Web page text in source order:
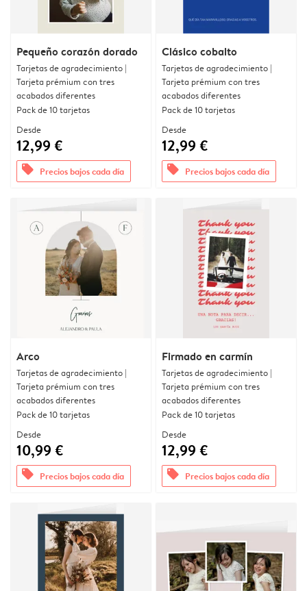
Pequeño corazón dorado
Tarjetas de agradecimiento |
Tarjeta prémium con tres
acabados diferentes
Pack de 10 tarjetas
Desde
12,99 €
offers Precios bajos cada día
Clásico cobalto
Tarjetas de agradecimiento |
Tarjeta prémium con tres
acabados diferentes
Pack de 10 tarjetas
Desde
12,99 €
offers Precios bajos cada día
Arco
Tarjetas de agradecimiento |
Tarjeta prémium con tres
acabados diferentes
Pack de 10 tarjetas
Desde
10,99 €
offers Precios bajos cada día
Firmado en carmín
Tarjetas de agradecimiento |
Tarjeta prémium con tres
acabados diferentes
Pack de 10 tarjetas
Desde
12,99 €
offers Precios bajos cada día